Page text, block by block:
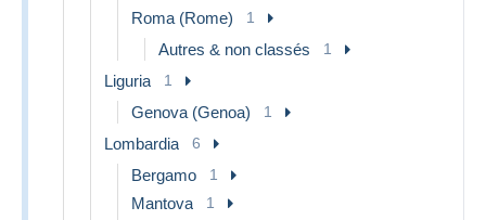
Roma (Rome) 1
Autres & non classés 1
Liguria 1
Genova (Genoa) 1
Lombardia 6
Bergamo 1
Mantova 1